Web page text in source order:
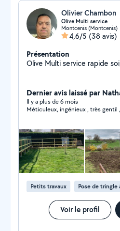
Olivier Chambon
Olive Multi service
Montcenis (Montcenis)
4,6/5 (38 avis)
Présentation
Olive Multi service rapide
Dernier avis laissé par
Il y a plus de 6 mois
Méticuleux, ingénieux , très gentil
Petits travaux Pose de tringle
Voir le profil